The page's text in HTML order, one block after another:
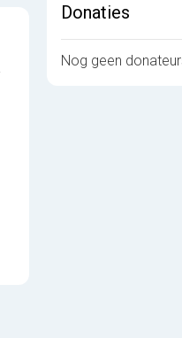
Donaties
Nog geen